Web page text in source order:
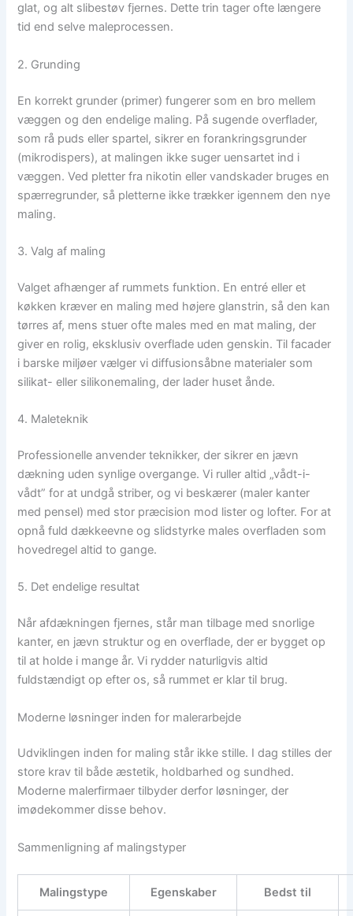
glat, og alt slibestøv fjernes. Dette trin tager ofte længere
tid end selve maleprocessen.
2. Grunding
En korrekt grunder (primer) fungerer som en bro mellem
væggen og den endelige maling. På sugende overflader,
som rå puds eller spartel, sikrer en forankringsgrunder
(mikrodispers), at malingen ikke suger uensartet ind i
væggen. Ved pletter fra nikotin eller vandskader bruges en
spærregrunder, så pletterne ikke trækker igennem den nye
maling.
3. Valg af maling
Valget afhænger af rummets funktion. En entré eller et
køkken kræver en maling med højere glanstrin, så den kan
tørres af, mens stuer ofte males med en mat maling, der
giver en rolig, eksklusiv overflade uden genskin. Til facader
i barske miljøer vælger vi diffusionsåbne materialer som
silikat- eller silikonemaling, der lader huset ånde.
4. Maleteknik
Professionelle anvender teknikker, der sikrer en jævn
dækning uden synlige overgange. Vi ruller altid „vådt-i-
vådt” for at undgå striber, og vi beskærer (maler kanter
med pensel) med stor præcision mod lister og lofter. For at
opnå fuld dækkeevne og slidstyrke males overfladen som
hovedregel altid to gange.
5. Det endelige resultat
Når afdækningen fjernes, står man tilbage med snorlige
kanter, en jævn struktur og en overflade, der er bygget op
til at holde i mange år. Vi rydder naturligvis altid
fuldstændigt op efter os, så rummet er klar til brug.
Moderne løsninger inden for malerarbejde
Udviklingen inden for maling står ikke stille. I dag stilles der
store krav til både æstetik, holdbarhed og sundhed.
Moderne malerfirmaer tilbyder derfor løsninger, der
imødekommer disse behov.
Sammenligning af malingstyper
Malingstype Egenskaber Bedst til